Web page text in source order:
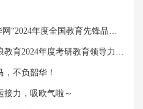
“2024年度全国教育先锋品牌
教育2024年度考研教育领导力品
，不负韶华！
接力，吸欧气啦～